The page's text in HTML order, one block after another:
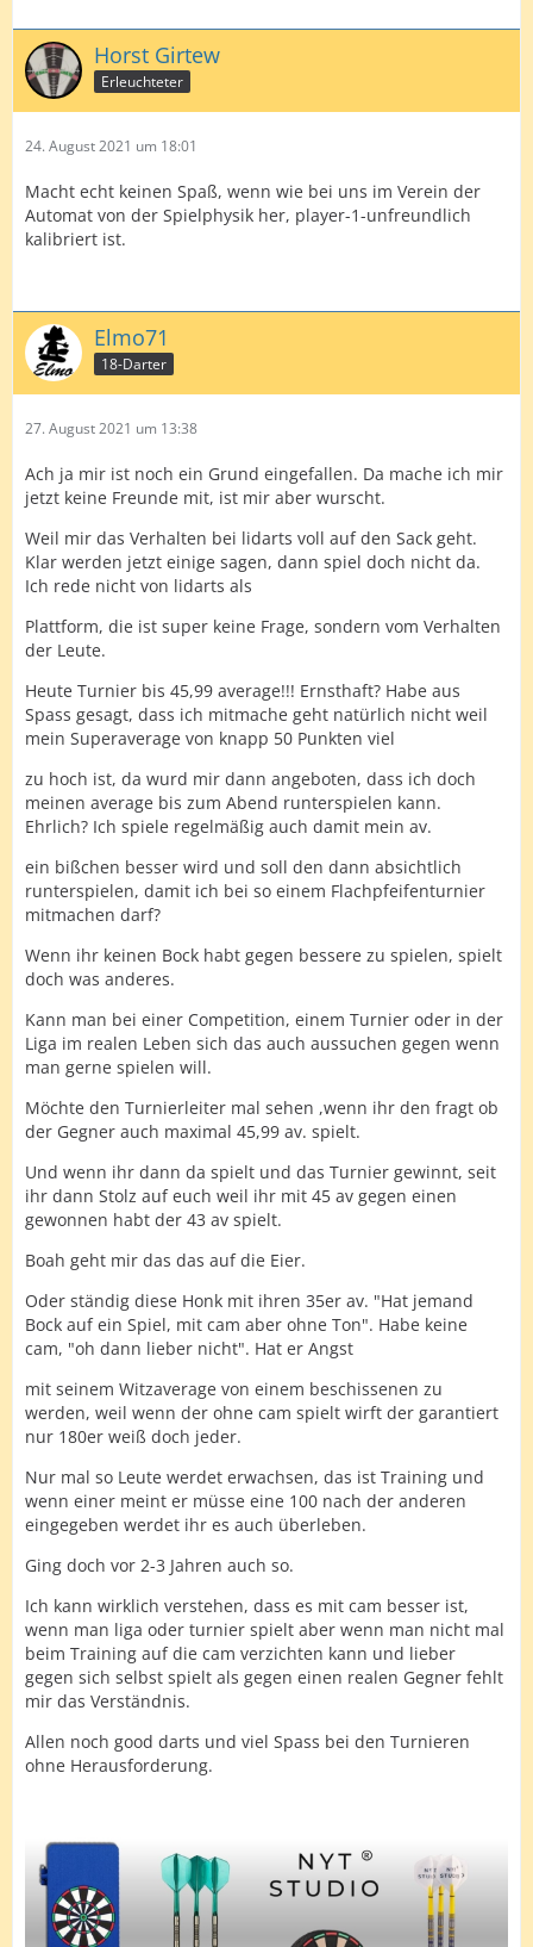
Horst Girtew
Erleuchteter
24. August 2021 um 18:01
Macht echt keinen Spaß, wenn wie bei uns im Verein der
Automat von der Spielphysik her, player-1-unfreundlich
kalibriert ist.
Elmo71
18-Darter
27. August 2021 um 13:38
Ach ja mir ist noch ein Grund eingefallen. Da mache ich mir
jetzt keine Freunde mit, ist mir aber wurscht.
Weil mir das Verhalten bei lidarts voll auf den Sack geht.
Klar werden jetzt einige sagen, dann spiel doch nicht da.
Ich rede nicht von lidarts als
Plattform, die ist super keine Frage, sondern vom Verhalten
der Leute.
Heute Turnier bis 45,99 average!!! Ernsthaft? Habe aus
Spass gesagt, dass ich mitmache geht natürlich nicht weil
mein Superaverage von knapp 50 Punkten viel
zu hoch ist, da wurd mir dann angeboten, dass ich doch
meinen average bis zum Abend runterspielen kann.
Ehrlich? Ich spiele regelmäßig auch damit mein av.
ein bißchen besser wird und soll den dann absichtlich
runterspielen, damit ich bei so einem Flachpfeifenturnier
mitmachen darf?
Wenn ihr keinen Bock habt gegen bessere zu spielen, spielt
doch was anderes.
Kann man bei einer Competition, einem Turnier oder in der
Liga im realen Leben sich das auch aussuchen gegen wenn
man gerne spielen will.
Möchte den Turnierleiter mal sehen ,wenn ihr den fragt ob
der Gegner auch maximal 45,99 av. spielt.
Und wenn ihr dann da spielt und das Turnier gewinnt, seit
ihr dann Stolz auf euch weil ihr mit 45 av gegen einen
gewonnen habt der 43 av spielt.
Boah geht mir das das auf die Eier.
Oder ständig diese Honk mit ihren 35er av. "Hat jemand
Bock auf ein Spiel, mit cam aber ohne Ton". Habe keine
cam, "oh dann lieber nicht". Hat er Angst
mit seinem Witzaverage von einem beschissenen zu
werden, weil wenn der ohne cam spielt wirft der garantiert
nur 180er weiß doch jeder.
Nur mal so Leute werdet erwachsen, das ist Training und
wenn einer meint er müsse eine 100 nach der anderen
eingegeben werdet ihr es auch überleben.
Ging doch vor 2-3 Jahren auch so.
Ich kann wirklich verstehen, dass es mit cam besser ist,
wenn man liga oder turnier spielt aber wenn man nicht mal
beim Training auf die cam verzichten kann und lieber
gegen sich selbst spielt als gegen einen realen Gegner fehlt
mir das Verständnis.
Allen noch good darts und viel Spass bei den Turnieren
ohne Herausforderung.